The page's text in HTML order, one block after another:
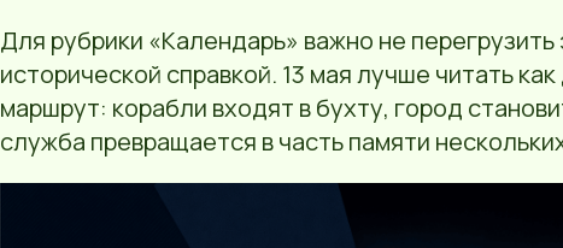
Для рубрики «Календарь» важно не
исторической справкой. 13 мая лучше читать
маршрут: корабли входят в бухту, город
служба превращается в часть памяти